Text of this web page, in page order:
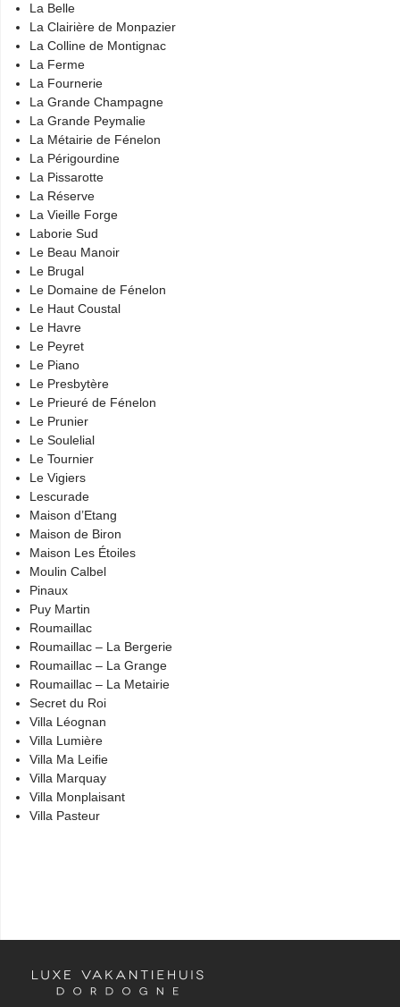
La Belle
La Clairière de Monpazier
La Colline de Montignac
La Ferme
La Fournerie
La Grande Champagne
La Grande Peymalie
La Métairie de Fénelon
La Périgourdine
La Pissarotte
La Réserve
La Vieille Forge
Laborie Sud
Le Beau Manoir
Le Brugal
Le Domaine de Fénelon
Le Haut Coustal
Le Havre
Le Peyret
Le Piano
Le Presbytère
Le Prieuré de Fénelon
Le Prunier
Le Soulelial
Le Tournier
Le Vigiers
Lescurade
Maison d’Etang
Maison de Biron
Maison Les Étoiles
Moulin Calbel
Pinaux
Puy Martin
Roumaillac
Roumaillac – La Bergerie
Roumaillac – La Grange
Roumaillac – La Metairie
Secret du Roi
Villa Léognan
Villa Lumière
Villa Ma Leifie
Villa Marquay
Villa Monplaisant
Villa Pasteur